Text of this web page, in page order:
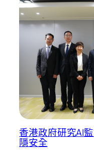
香港政府研究AI
隱安全